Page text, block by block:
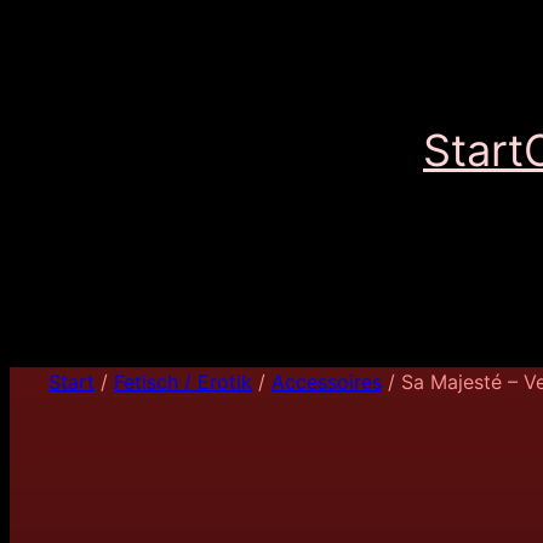
Start
Start / Fetisch / Erotik / Accessoires / Sa Majesté –